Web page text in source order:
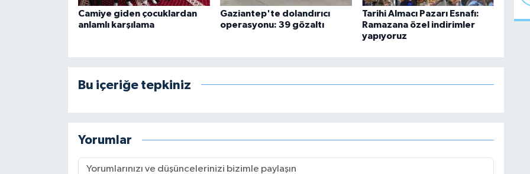
Camiye giden çocuklardan
anlamlı karşılama
Gaziantep'te dolandırıcı
operasyonu: 39 gözaltı
Tarihi Almacı Pazarı Esnafı:
Ramazana özel indirimler
yapıyoruz
Bu içeriğe tepkiniz
Yorumlar